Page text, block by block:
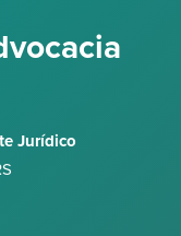
Jurídico